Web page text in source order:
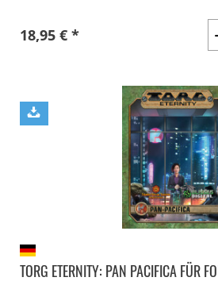
18,95 € *
TORG ETERNITY: PAN PACIFICA FÜR